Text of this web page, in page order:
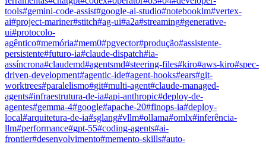
tools#gemini-code-assist#google-ai-studio#notebooklm#vertex-
ai#project-mariner#stitch#ag-ui#a2a#streaming#generative-
ui#protocolo-
agêntico#memória#mem0#pgvector#produção#assistente-
persistente#futuro-ia#claude-dispatch#ia-
assíncrona#claudemd#agentsmd#steering-files#kiro#aws-kiro#spec-
driven-development#agentic-ide#agent-hooks#ears#git-
worktrees#paralelismo#git#multi-agent#claude-managed-
agents#infraestrutura-de-ia#api-anthropic#deploy-de-
agentes#gemma-4#google#apache-20#finops-ia#deploy-
local#arquitetura-de-ia#sglang#vllm#ollama#omlx#inferência-
llm#performance#gpt-55#coding-agents#ai-
frontier#desenvolvimento#memento-skills#auto-